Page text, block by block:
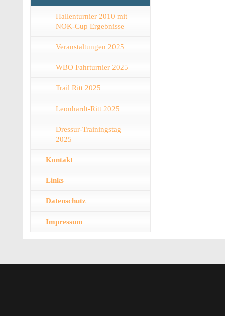
Hallenturnier 2010 mit
NOK-Cup Ergebnisse
Veranstaltungen 2025
WBO Fahrturnier 2025
Trail Ritt 2025
Leonhardt-Ritt 2025
Dressur-Trainingstag
2025
Kontakt
Links
Datenschutz
Impressum